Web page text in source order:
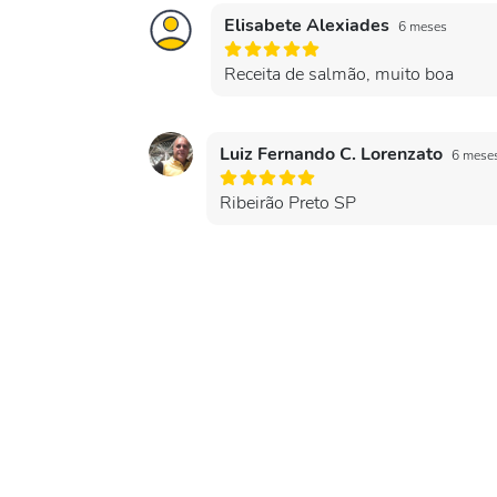
Elisabete Alexiades 6 meses
Receita de salmão, muito boa
Luiz Fernando C. Lorenzato 6
Ribeirão Preto SP